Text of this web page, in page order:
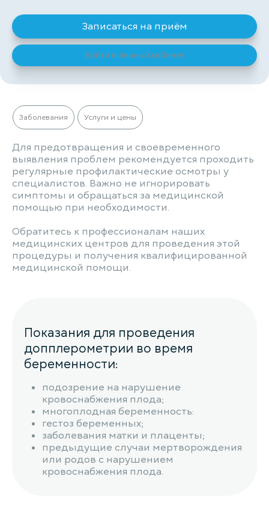
Записаться на приём
Войти в личный кабинет
Заболевания Услуги и цены
Для предотвращения и своевременного
выявления проблем рекомендуется проходить
регулярные профилактические осмотры у
специалистов. Важно не игнорировать
симптомы и обращаться за медицинской
помощью при необходимости.
Обратитесь к профессионалам наших
медицинских центров для проведения этой
процедуры и получения квалифицированной
медицинской помощи.
Показания для проведения
допплерометрии во время
беременности:
подозрение на нарушение
кровоснабжения плода;
многоплодная беременность:
гестоз беременных;
заболевания матки и плаценты;
предыдущие случаи мертворождения
или родов с нарушением
кровоснабжения плода.